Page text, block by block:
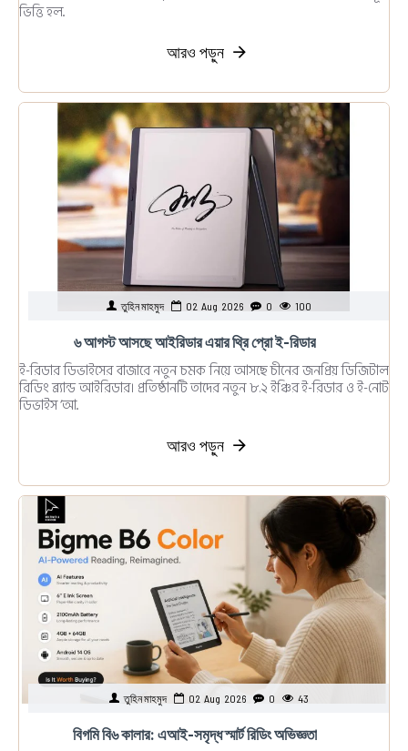
ভিত্তি হল..
আরও পড়ুন
তুহিন মাহমুদ 02 Aug 2026 0 100
৬ আগস্ট আসছে আইরিডার এয়ার থ্রি প্রো ই-রিডার
ই-রিডার ডিভাইসের বাজারে নতুন চমক নিয়ে আসছে চীনের জনপ্রিয় ডিজিটাল
রিডিং ব্র্যান্ড আইরিডার। প্রতিষ্ঠানটি তাদের নতুন ৮.২ ইঞ্চির ই-রিডার ও ই-নোট
ডিভাইস ‘আ..
আরও পড়ুন
তুহিন মাহমুদ 02 Aug 2026 0 43
বিগমি বি৬ কালার: এআই-সমৃদ্ধ স্মার্ট রিডিং অভিজ্ঞতা